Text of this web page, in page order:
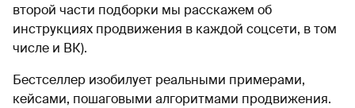
второй части подборки мы расскажем об
инструкциях продвижения в каждой соцсети, в том
числе и ВК).
Бестселлер изобилует реальными примерами,
кейсами, пошаговыми алгоритмами продвижения.